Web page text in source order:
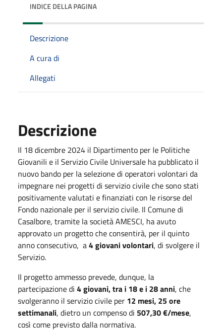
INDICE DELLA PAGINA
Descrizione
A cura di
Allegati
Descrizione
Il 18 dicembre 2024 il Dipartimento per le Politiche
Giovanili e il Servizio Civile Universale ha pubblicato il
nuovo bando per la selezione di operatori volontari da
impegnare nei progetti di servizio civile che sono stati
positivamente valutati e finanziati con le risorse del
Fondo nazionale per il servizio civile. Il Comune di
Casalbore, tramite la società AMESCI, ha avuto
approvato un progetto che consentirà, per il quinto
anno consecutivo, a4 giovani volontari, di svolgere il
Servizio.
Il progetto ammesso prevede, dunque, la
partecipazione di 4 giovani, tra i 18 e i 28 anni, che
svolgeranno il servizio civile per 12 mesi, 25 ore
settimanali, dietro un compenso di 507,30 €/mese,
così come previsto dalla normativa.